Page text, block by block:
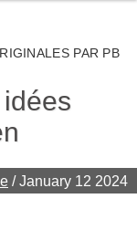
PAR PB
/January 12 2024